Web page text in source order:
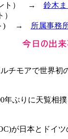
ント） → 鈴木
ト) →
所属事務
チモアで世界初
ぶりに天覧相
が日本とドイツ